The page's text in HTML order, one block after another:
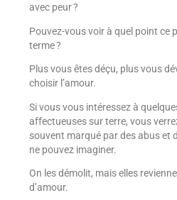
avec peur ?
Pouvez-vous voir à quel point ce
terme ?
Plus vous êtes déçu, plus vous
choisir l’amour.
Si vous vous intéressez à
affectueuses sur terre, vous
souvent marqué par des abus et
ne pouvez imaginer.
On les démolit, mais elles
d’amour.